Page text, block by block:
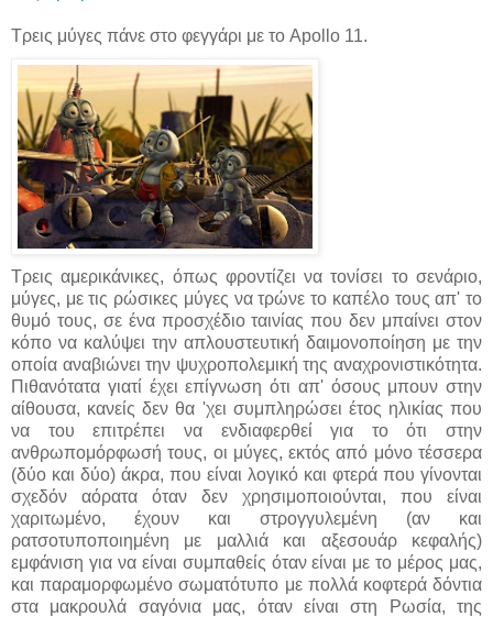
Τρεις μύγες πάνε στο φεγγάρι με το Apollo 11.
Τρεις αμερικάνικες, όπως φροντίζει να τονίσει το σενάριο,
μύγες, με τις ρώσικες μύγες να τρώνε το καπέλο τους απ' το
θυμό τους, σε ένα προσχέδιο ταινίας που δεν μπαίνει στον
κόπο να καλύψει την απλουστευτική δαιμονοποίηση με την
οποία αναβιώνει την ψυχροπολεμική της αναχρονιστικότητα.
Πιθανότατα γιατί έχει επίγνωση ότι απ' όσους μπουν στην
αίθουσα, κανείς δεν θα 'χει συμπληρώσει έτος ηλικίας που
να του επιτρέπει να ενδιαφερθεί για το ότι στην
ανθρωπομόρφωσή τους, οι μύγες, εκτός από μόνο τέσσερα
(δύο και δύο) άκρα, που είναι λογικό και φτερά που γίνονται
σχεδόν αόρατα όταν δεν χρησιμοποιούνται, που είναι
χαριτωμένο, έχουν και στρογγυλεμένη (αν και
ρατσοτυποποιημένη με μαλλιά και αξεσουάρ κεφαλής)
εμφάνιση για να είναι συμπαθείς όταν είναι με το μέρος μας,
και παραμορφωμένο σωματότυπο με πολλά κοφτερά δόντια
στα μακρουλά σαγόνια μας, όταν είναι στη Ρωσία, της